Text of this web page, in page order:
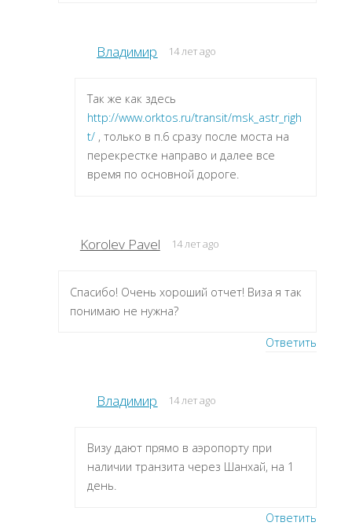
Владимир 14 лет ago
Так же как здесь
http://www.orktos.ru/transit/msk_astr_righ
t/, только в п.6 сразу после моста на
перекрестке направо и далее все
время по основной дороге.
Korolev Pavel 14 лет ago
Спасибо! Очень хороший отчет! Виза я так
понимаю не нужна?
Ответить
Владимир 14 лет ago
Визу дают прямо в аэропорту при
наличии транзита через Шанхай, на 1
день.
Ответить